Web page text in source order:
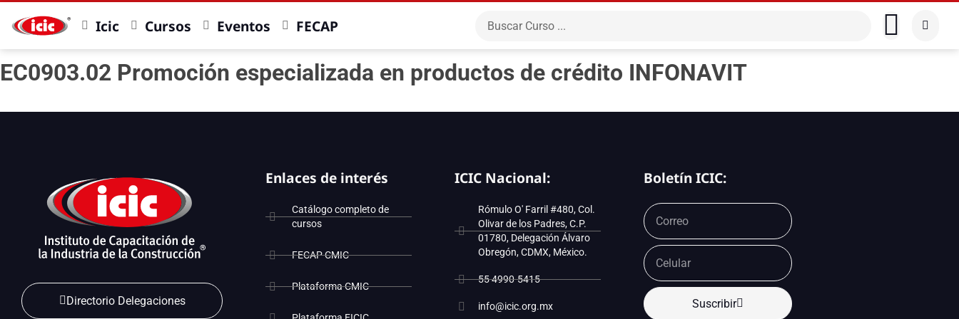
Icic Cursos Eventos FECAP
EC0903.02 Promoción especializada en productos de crédito INFONAVIT
Directorio Delegaciones
Enlaces de interés
Catálogo completo de
cursos
FECAP CMIC
Plataforma CMIC
ICIC Nacional:
Rómulo O' Farril #480, Col.
Olivar de los Padres, C.P.
01780, Delegación Álvaro
Obregón, CDMX, México.
55 4990-5415
info@icic.org.mx
Boletín ICIC:
Suscribir